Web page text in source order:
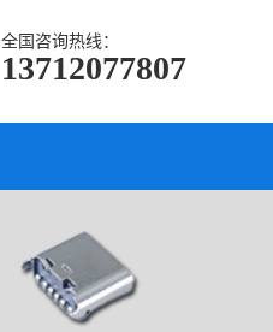
全国咨询热线：
13712077807